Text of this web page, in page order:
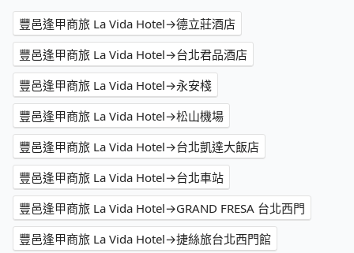
豐邑逢甲商旅 La Vida Hotel→德立莊酒店
豐邑逢甲商旅 La Vida Hotel→台北君品酒店
豐邑逢甲商旅 La Vida Hotel→永安棧
豐邑逢甲商旅 La Vida Hotel→松山機場
豐邑逢甲商旅 La Vida Hotel→台北凱達大飯店
豐邑逢甲商旅 La Vida Hotel→台北車站
豐邑逢甲商旅 La Vida Hotel→GRAND FRESA 台北西門
豐邑逢甲商旅 La Vida Hotel→捷絲旅台北西門館